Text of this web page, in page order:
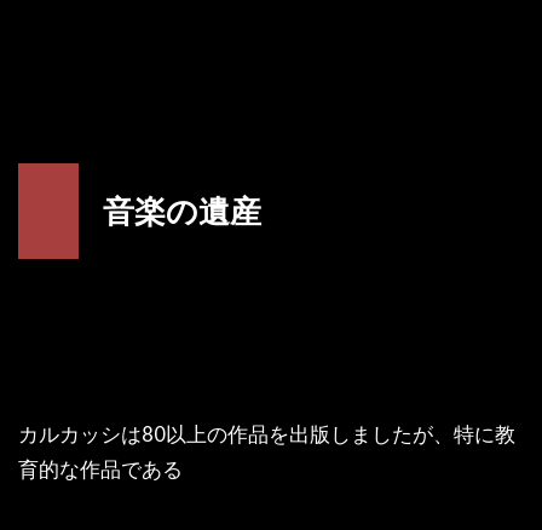
音楽の遺産
カルカッシは80以上の作品を出版しましたが、特に教
育的な作品である